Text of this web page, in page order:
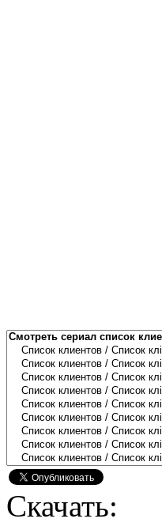
Скачать: